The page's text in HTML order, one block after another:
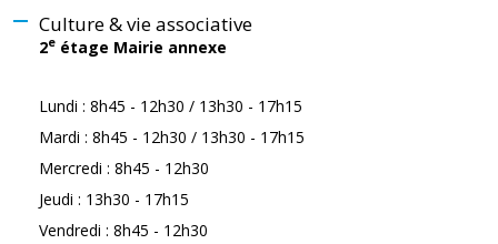
Culture & vie associative
2e étage Mairie annexe
Lundi : 8h45 - 12h30 / 13h30 - 17h15
Mardi : 8h45 - 12h30 / 13h30 - 17h15
Mercredi : 8h45 - 12h30
Jeudi : 13h30 - 17h15
Vendredi : 8h45 - 12h30